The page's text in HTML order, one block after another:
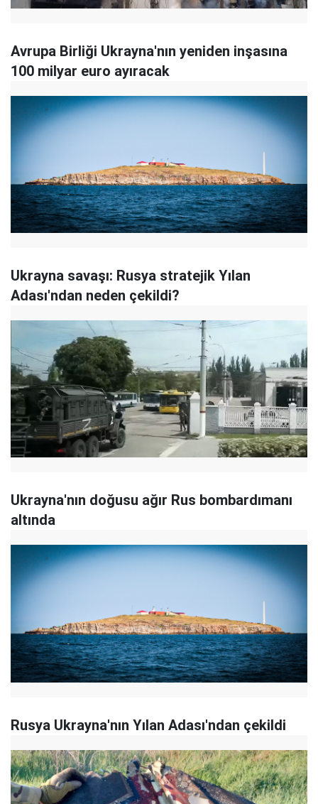
Avrupa Birliği Ukrayna'nın yeniden inşasına
100 milyar euro ayıracak
Ukrayna savaşı: Rusya stratejik Yılan
Adası'ndan neden çekildi?
Ukrayna'nın doğusu ağır Rus bombardımanı
altında
Rusya Ukrayna'nın Yılan Adası'ndan çekildi